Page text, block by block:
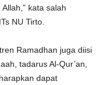
kata salah
NU Tirto.
Ramadhan juga diisi
tadarus Al-Qur’an,
dapat